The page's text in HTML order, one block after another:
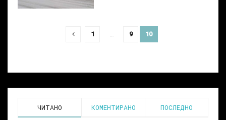
1 … 9 10
ЧИТАНО КОМЕНТИРАНО ПОСЛЕДНО